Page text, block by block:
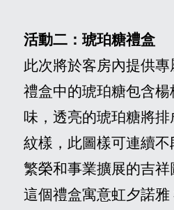
活動二：琥珀糖禮盒
此次將於客房內提供專
禮盒中的琥珀糖包含
味，透亮的琥珀糖將
紋樣，此圖樣可連續
繁榮和事業擴展的吉
這個禮盒寓意虹夕諾